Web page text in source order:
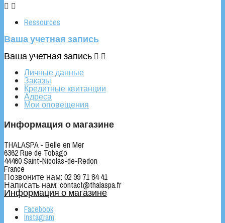
 
Ressources
Ваша учетная запись
Ваша учетная запись  
Личные данные
Заказы
Кредитные квитанции
Адреса
Мои оповещения
Информация о магазине
THALASPA - Belle en Mer
6362 Rue de Tobago
44460 Saint-Nicolas-de-Redon
France
Позвоните нам: 02 99 71 84 41
Написать нам: contact@thalaspa.fr
Информация о магазине
Facebook
Instagram